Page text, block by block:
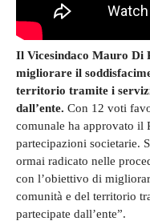
Il Vicesindaco Mauro Di
migliorare il
territorio tramite i
dall’ente. Con 12 voti
comunale ha approvato il
partecipazioni societarie.
ormai radicato nelle
con l’obiettivo di
comunità e del territorio
partecipate dall’ente”.